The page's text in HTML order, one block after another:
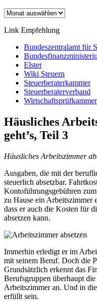
Archiv
Link Empfehlung
Bundeszentralamt für
Elster
Wiki Steuern
Steuerberaterkammer
Steuerberaterverband
Wirtschaftsprüfkammer
Häusliches
geht’s, Teil 3
Häusliches Arbeitszimmer
Ausgaben, die mit der
steuerlich absetzbar.
Kontoführungsgebühren
zu Hause ein Arbeitszimmer
dass er auch die Kosten für
absetzen kann.
Immerhin erledigt er im
mit seinem Beruf. Doch die
Grundsätzlich erkennt das
Berufsgruppen überhaupt
Arbeitszimmer an. Und in
erfüllt sein.